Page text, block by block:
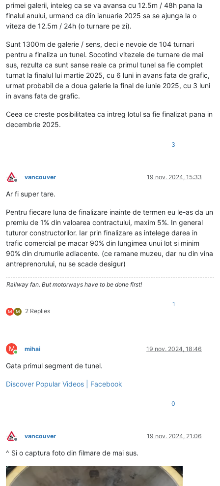
primei galerii, inteleg ca se va avansa cu 12.5m / 48h pana la
finalul anului, urmand ca din ianuarie 2025 sa se ajunga la o
viteza de 12.5m / 24h (o turnare pe zi).
Sunt 1300m de galerie / sens, deci e nevoie de 104 turnari
pentru a finaliza un tunel. Socotind vitezele de turnare de mai
sus, rezulta ca sunt sanse reale ca primul tunel sa fie complet
turnat la finalul lui martie 2025, cu 6 luni in avans fata de grafic,
urmat probabil de a doua galerie la final de iunie 2025, cu 3 luni
in avans fata de grafic.
Ceea ce creste posibilitatea ca intreg lotul sa fie finalizat pana in
decembrie 2025.
3
Deconectat
vancouver 19 nov. 2024, 15:33
Ar fi super tare.
Pentru fiecare luna de finalizare inainte de termen eu le-as da un
premiu de 1% din valoarea contractului, maxim 5%. In general
tuturor constructorilor. Iar prin finalizare as intelege darea in
trafic comercial pe macar 90% din lungimea unui lot si minim
90% din drumurile adiacente. (ce ramane muzeu, dar nu din vina
antreprenorului, nu se scade desigur)
Railway fan. But motorways have to be done first!
M M 2 Replies
1
M
Conectat
mihai 19 nov. 2024, 18:46
Gata primul segment de tunel.
Discover Popular Videos | Facebook
0
Deconectat
vancouver 19 nov. 2024, 21:06
^ Si o captura foto din filmare de mai sus.